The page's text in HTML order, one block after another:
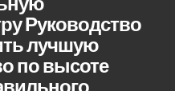
Руководство
лучшую
по высоте